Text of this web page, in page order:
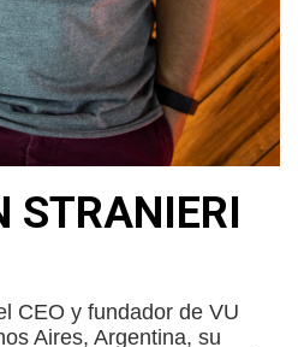
STRANIERI
CEO y fundador de VU
Aires, Argentina, su